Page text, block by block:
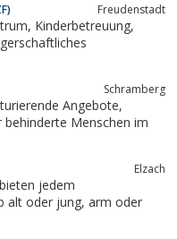
Freudenstadt
Schramberg
Menschen im
Elzach
jedem
jung, arm oder